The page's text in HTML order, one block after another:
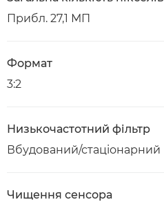
Прибл. 27,1 МП
Формат
3:2
Низькочастотний фільтр
Вбудований/стаціонарний
Чищення сенсора